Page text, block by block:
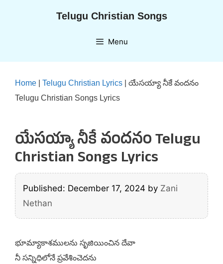
Telugu Christian Songs
Menu
Home Telugu Christian Lyrics
యేసయ్యా నీకే వందనం
Telugu Christian Songs Lyrics
యేసయ్యా నీకే వందనం Telugu
Christian Songs Lyrics
Published: December 17, 2024 by Zani
Nethan
భూమ్యాకాశములను సృజియించిన దేవా
నీ సన్నిధిలోనే ప్రవేశించెదను